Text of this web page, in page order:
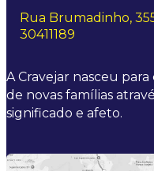
Rua Brumadinho,
30411189
A Cravejar nasceu
de novas famílias
significado e afeto.